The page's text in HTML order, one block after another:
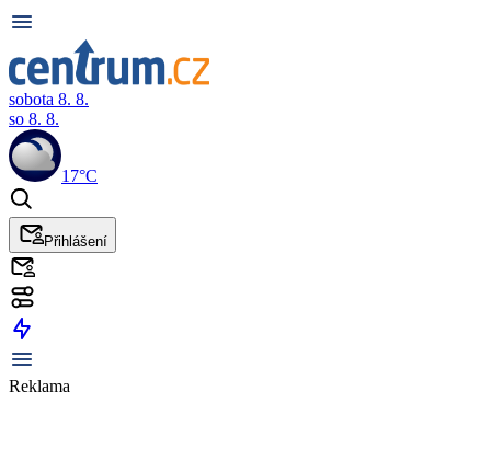
sobota 8. 8.
so 8. 8.
17°C
Přihlášení
Reklama